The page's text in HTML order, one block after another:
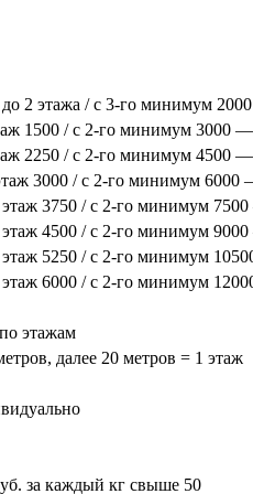
2 этажа / с 3-го минимум
1500 / с 2-го минимум 3000
2250 / с 2-го минимум 4500
3000 / с 2-го минимум 6000
3750 / с 2-го минимум
4500 / с 2-го минимум
5250 / с 2-го минимум
6000 / с 2-го минимум
этажам
далее 20 метров = 1 этаж
за каждый кг свыше 50